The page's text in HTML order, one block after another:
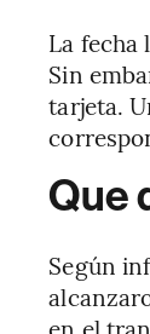
La fecha
Sin
tarjeta.
Que
Según